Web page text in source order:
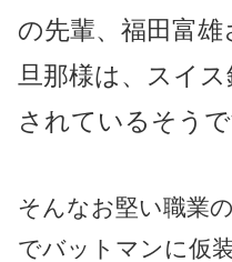
の先輩、福田富雄
旦那様は、スイ
されているそうで
そんなお堅い職業
でバットマンに仮装